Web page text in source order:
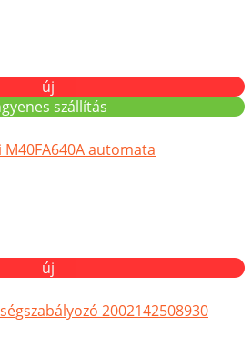
új
szállítás
automata
új
2002142508930